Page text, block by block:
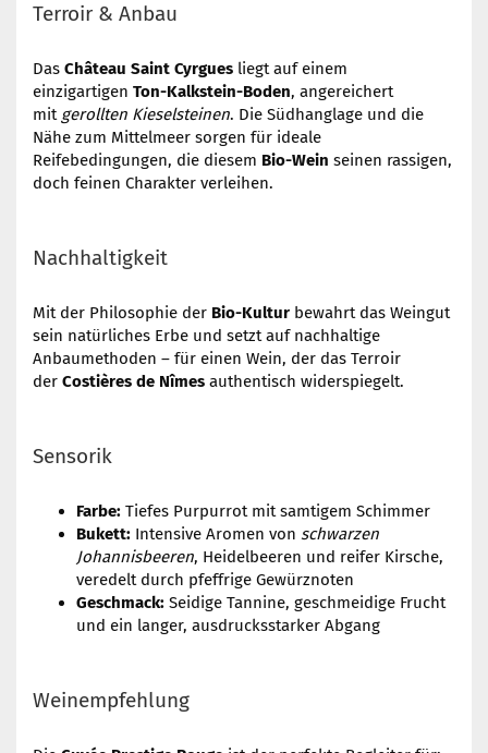
Terroir & Anbau
Das Château Saint Cyrgues liegt auf einem
einzigartigen Ton-Kalkstein-Boden, angereichert
mit gerollten Kieselsteinen. Die Südhanglage und die
Nähe zum Mittelmeer sorgen für ideale
Reifebedingungen, die diesem Bio-Wein seinen rassigen,
doch feinen Charakter verleihen.
Nachhaltigkeit
Mit der Philosophie der Bio-Kultur bewahrt das Weingut
sein natürliches Erbe und setzt auf nachhaltige
Anbaumethoden – für einen Wein, der das Terroir
der Costières de Nîmes authentisch widerspiegelt.
Sensorik
Farbe: Tiefes Purpurrot mit samtigem Schimmer
Bukett: Intensive Aromen von schwarzen
Johannisbeeren, Heidelbeeren und reifer Kirsche,
veredelt durch pfeffrige Gewürznoten
Geschmack: Seidige Tannine, geschmeidige Frucht
und ein langer, ausdrucksstarker Abgang
Weinempfehlung